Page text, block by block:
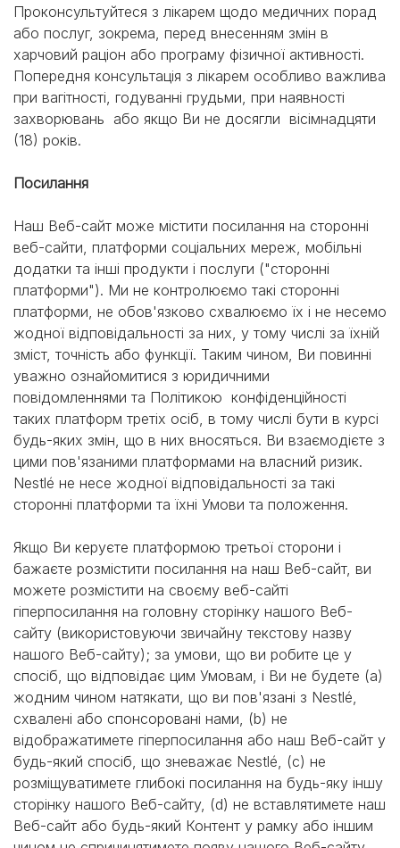
Проконсультуйтеся з лікарем щодо медичних порад
або послуг, зокрема, перед внесенням змін в
харчовий раціон або програму фізичної активності.
Попередня консультація з лікарем особливо важлива
при вагітності, годуванні грудьми, при наявності
захворювань або якщо Ви не досягли вісімнадцяти
(18) років.
Посилання
Наш Веб-сайт може містити посилання на сторонні
веб-сайти, платформи соціальних мереж, мобільні
додатки та інші продукти і послуги ("сторонні
платформи"). Ми не контролюємо такі сторонні
платформи, не обов'язково схвалюємо їх і не несемо
жодної відповідальності за них, у тому числі за їхній
зміст, точність або функції. Таким чином, Ви повинні
уважно ознайомитися з юридичними
повідомленнями та Політикою конфіденційності
таких платформ третіх осіб, в тому числі бути в курсі
будь-яких змін, що в них вносяться. Ви взаємодієте з
цими пов'язаними платформами на власний ризик.
Nestlé не несе жодної відповідальності за такі
сторонні платформи та їхні Умови та положення.
Якщо Ви керуєте платформою третьої сторони і
бажаєте розмістити посилання на наш Веб-сайт, ви
можете розмістити на своєму веб-сайті
гіперпосилання на головну сторінку нашого Веб-
сайту (використовуючи звичайну текстову назву
нашого Веб-сайту); за умови, що ви робите це у
спосіб, що відповідає цим Умовам, і Ви не будете (a)
жодним чином натякати, що ви пов'язані з Nestlé,
схвалені або спонсоровані нами, (b) не
відображатимете гіперпосилання або наш Веб-сайт у
будь-який спосіб, що зневажає Nestlé, (c) не
розміщуватимете глибокі посилання на будь-яку іншу
сторінку нашого Веб-сайту, (d) не вставлятимете наш
Веб-сайт або будь-який Контент у рамку або іншим